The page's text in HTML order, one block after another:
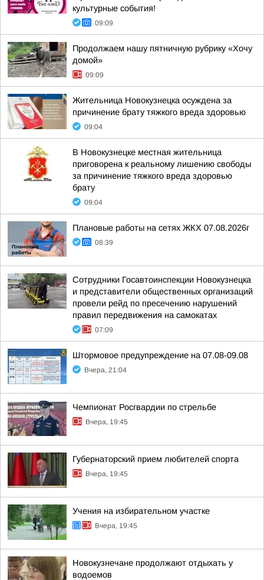
культурные события!
09:09
Продолжаем нашу пятничную рубрику «Хочу
домой»
09:09
Жительница Новокузнецка осуждена за
причинение брату тяжкого вреда здоровью
09:04
В Новокузнецке местная жительница
приговорена к реальному лишению свободы
за причинение тяжкого вреда здоровью
брату
09:04
Плановые работы на сетях ЖКХ 07.08.2026г
08:39
Сотрудники Госавтоинспекции Новокузнецка
и представители общественных организаций
провели рейд по пресечению нарушений
правил передвижения на самокатах
07:09
Штормовое предупреждение на 07.08-09.08
Вчера, 21:04
Чемпионат Росгвардии по стрельбе
Вчера, 19:45
Губернаторский прием любителей спорта
Вчера, 19:45
Учения на избирательном участке
Вчера, 19:45
Новокузнечане продолжают отдыхать у
водоемов